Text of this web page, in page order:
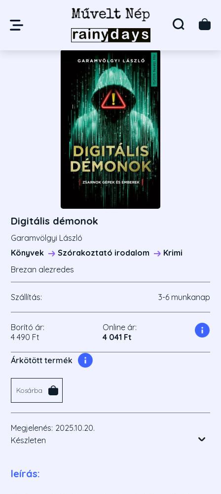
Digitális démonok
Garamvölgyi László
Könyvek
Szórakoztató irodalom
Krimi
Brezan alezredes
Szállítás: 3-6 munkanap
Borító ár:
4 490 Ft
Online ár:
4 041 Ft
Árkötött termék
Kosárba
Megjelenés: 2025.10.20.
Készleten
leírás: